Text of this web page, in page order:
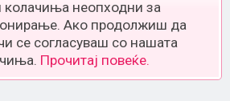
колачиња неопходни за
Ако продолжиш да
се согласуваш со нашата
Прочитај повеќе.